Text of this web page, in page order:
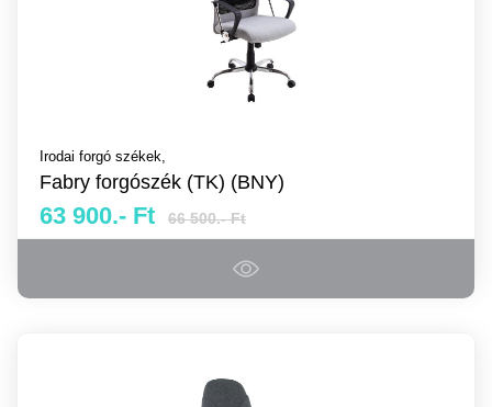
Irodai forgó székek,
Fabry forgószék (TK) (BNY)
63 900.- Ft 66 500.- Ft